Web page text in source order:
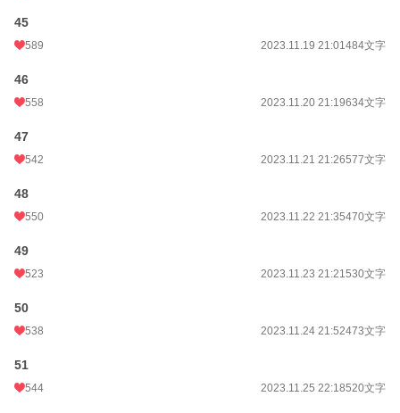
45
589 2023.11.19 21:01484文字
46
558 2023.11.20 21:19634文字
47
542 2023.11.21 21:26577文字
48
550 2023.11.22 21:35470文字
49
523 2023.11.23 21:21530文字
50
538 2023.11.24 21:52473文字
51
544 2023.11.25 22:18520文字